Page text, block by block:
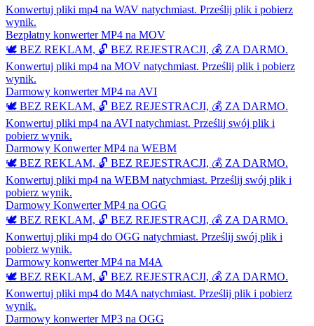
Konwertuj pliki mp4 na WAV natychmiast. Prześlij plik i pobierz
wynik.
Bezpłatny konwerter MP4 na MOV
🕊️ BEZ REKLAM, 🔓 BEZ REJESTRACJI, 💰 ZA DARMO.
Konwertuj pliki mp4 na MOV natychmiast. Prześlij plik i pobierz
wynik.
Darmowy konwerter MP4 na AVI
🕊️ BEZ REKLAM, 🔓 BEZ REJESTRACJI, 💰 ZA DARMO.
Konwertuj pliki mp4 na AVI natychmiast. Prześlij swój plik i
pobierz wynik.
Darmowy Konwerter MP4 na WEBM
🕊️ BEZ REKLAM, 🔓 BEZ REJESTRACJI, 💰 ZA DARMO.
Konwertuj pliki mp4 na WEBM natychmiast. Prześlij swój plik i
pobierz wynik.
Darmowy Konwerter MP4 na OGG
🕊️ BEZ REKLAM, 🔓 BEZ REJESTRACJI, 💰 ZA DARMO.
Konwertuj pliki mp4 do OGG natychmiast. Prześlij swój plik i
pobierz wynik.
Darmowy konwerter MP4 na M4A
🕊️ BEZ REKLAM, 🔓 BEZ REJESTRACJI, 💰 ZA DARMO.
Konwertuj pliki mp4 do M4A natychmiast. Prześlij plik i pobierz
wynik.
Darmowy konwerter MP3 na OGG